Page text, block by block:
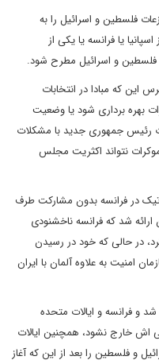
فلسطین و اسرائیل را به
یا فرانسه یا یکی از
فلسطین و اسرائیل مطرح شود.
این که مبادا در انتخابات
بهره برداری شود یا وضعیت
رئیس جمهوری جدید با مشکلات
نتواند اکثریت مجلس
در فرانسه بدون مشارکت طرف
شد که فرانسه ناخشنودی
در حالی که خود در رسیدن
امنیت به علاوه آلمان با ایران
و فرانسه و ایالات متحده
خارج نشود، همچنین ایالات
و فلسطین را بعد از این که آغاز